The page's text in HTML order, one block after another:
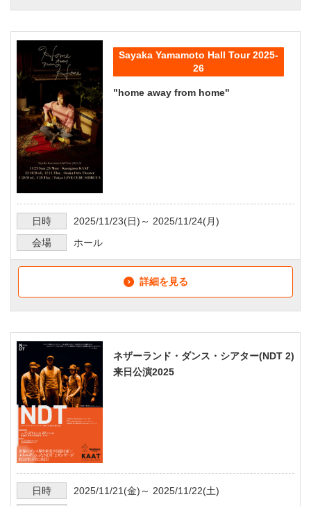
Sayaka Yamamoto Hall Tour 2025-
26
"home away from home"
日時 2025/11/23(日)～ 2025/11/24(月)
会場
ホール
詳細を見る
ネザーランド・ダンス・シアター(NDT 2)
来日公演2025
日時 2025/11/21(金)～ 2025/11/22(土)